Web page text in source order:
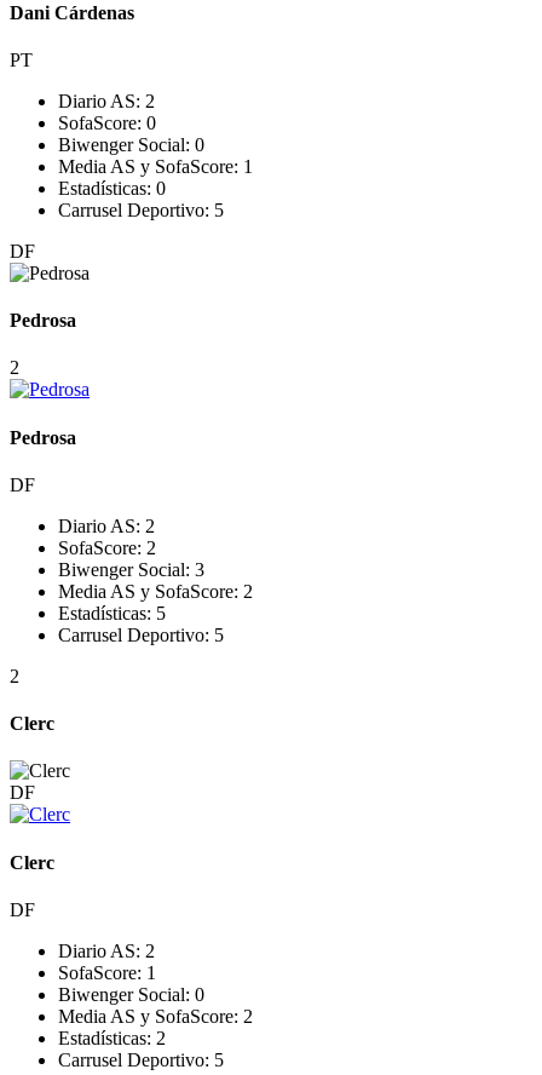
Dani Cárdenas
PT
Diario AS: 2
SofaScore: 0
Biwenger Social: 0
Media AS y SofaScore: 1
Estadísticas: 0
Carrusel Deportivo: 5
DF
Pedrosa
2
Pedrosa
DF
Diario AS: 2
SofaScore: 2
Biwenger Social: 3
Media AS y SofaScore: 2
Estadísticas: 5
Carrusel Deportivo: 5
2
Clerc
DF
Clerc
DF
Diario AS: 2
SofaScore: 1
Biwenger Social: 0
Media AS y SofaScore: 2
Estadísticas: 2
Carrusel Deportivo: 5